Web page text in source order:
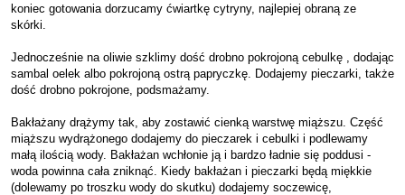
koniec gotowania dorzucamy ćwiartkę cytryny, najlepiej obraną ze
skórki.
Jednocześnie na oliwie szklimy dość drobno pokrojoną cebulkę , dodając
sambal oelek albo pokrojoną ostrą papryczkę. Dodajemy pieczarki, także
dość drobno pokrojone, podsmażamy.
Bakłażany drążymy tak, aby zostawić cienką warstwę miąższu. Część
miąższu wydrążonego dodajemy do pieczarek i cebulki i podlewamy
małą ilością wody. Bakłażan wchłonie ją i bardzo ładnie się poddusi -
woda powinna cała zniknąć. Kiedy bakłażan i pieczarki będą miękkie
(dolewamy po troszku wody do skutku) dodajemy soczewicę,